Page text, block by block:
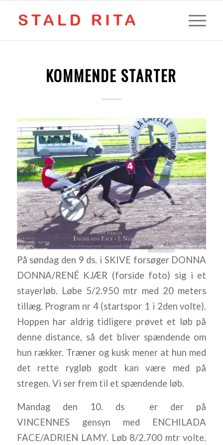
KOMMENDE STARTER
På søndag den 9 ds. i SKIVE forsøger DONNA
DONNA/RENÉ KJÆR (forside foto) sig i et
stayerløb. Løbe 5/2.950 mtr med 20 meters
tillæg. Program nr 4 (startspor 1 i 2den volte).
Hoppen har aldrig tidligere prøvet et løb på
denne distance, så det bliver spændende om
hun rækker. Træner og kusk mener at hun med
det rette rygløb godt kan være med på
stregen. Vi ser frem til et spændende løb.
Mandag den 10. ds er der på
VINCENNES gensyn med ENCHILADA
FACE/ADRIEN LAMY. Løb 8/2.700 mtr volte.